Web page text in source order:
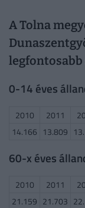
A Tolna
0-14 éves
2010 2011
14.166 13.809
60-x éves
2010 2011
21.159 21.703